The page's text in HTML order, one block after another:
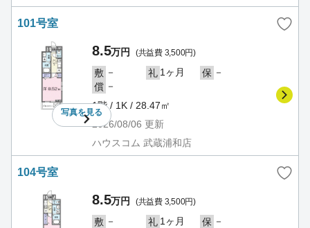
101号室
写真を見る
8.5万円 (共益費 3,500円)
敷 － 礼 1ヶ月 保 －
償 －
1階 / 1K / 28.47㎡
2026/08/06 更新
ハウスコム 武蔵浦和店
104号室
8.5万円 (共益費 3,500円)
敷 － 礼 1ヶ月 保 －